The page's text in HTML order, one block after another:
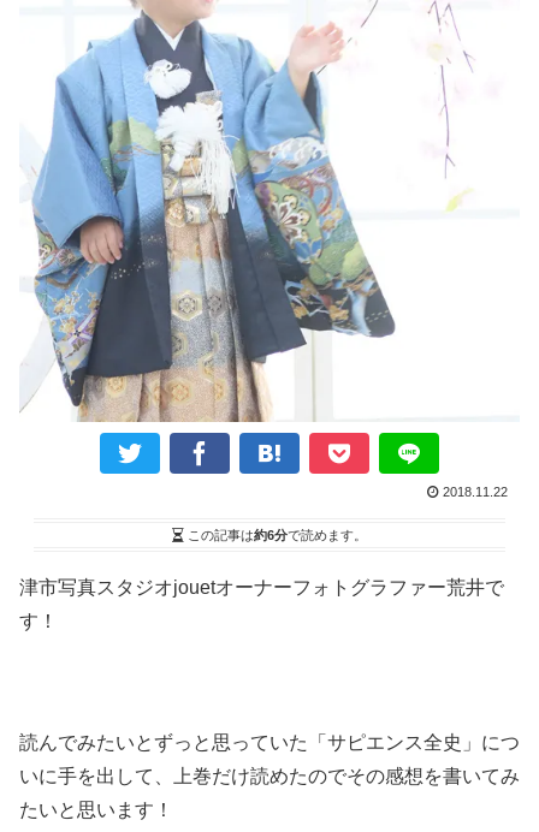
2018.11.22
この記事は約6分で読めます。
津市写真スタジオjouetオーナーフォトグラファー荒井で
す！
読んでみたいとずっと思っていた「サピエンス全史」につ
いに手を出して、上巻だけ読めたのでその感想を書いてみ
たいと思います！